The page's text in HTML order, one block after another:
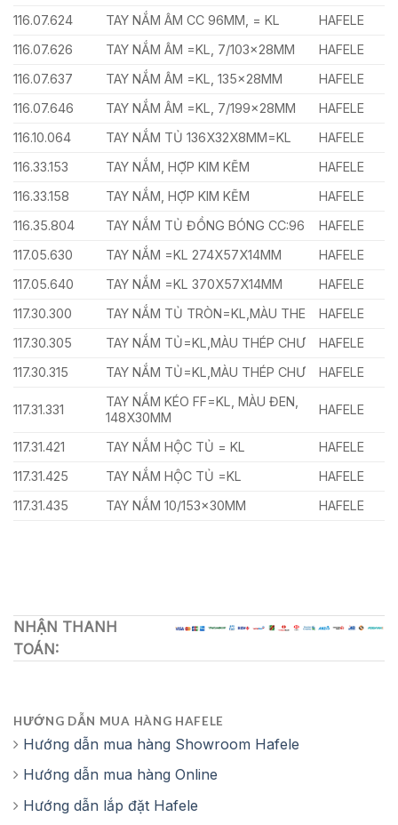
116.07.624
TAY NẮM ÂM CC 96MM, = KL
HAFELE
116.07.626
TAY NẮM ÂM =KL, 7/103x28MM
HAFELE
116.07.637
TAY NẮM ÂM =KL, 135x28MM
HAFELE
116.07.646
TAY NẮM ÂM =KL, 7/199x28MM
HAFELE
116.10.064
TAY NẮM TỦ 136X32X8MM=KL
HAFELE
116.33.153
TAY NẮM, HỢP KIM KẼM
HAFELE
116.33.158
TAY NẮM, HỢP KIM KẼM
HAFELE
116.35.804
TAY NẮM TỦ ĐỒNG BÓNG CC:96
HAFELE
117.05.630
TAY NẮM =KL 274X57X14MM
HAFELE
117.05.640
TAY NẮM =KL 370X57X14MM
HAFELE
117.30.300
TAY NẮM TỦ TRÒN=KL,MÀU THE
HAFELE
117.30.305
TAY NẮM TỦ=KL,MÀU THÉP CHƯ
HAFELE
117.30.315
TAY NẮM TỦ=KL,MÀU THÉP CHƯ HAFELE
117.31.331
TAY NẮM KÉO FF=KL, MÀU ĐEN,
148X30MM
HAFELE
117.31.421 TAY NẮM HỘC TỦ = KL
HAFELE
117.31.425
TAY NẮM HỘC TỦ =KL
HAFELE
117.31.435
TAY NẮM 10/153x30MM HAFELE
NHẬN THANH
TOÁN:
HƯỚNG DẪN MUA HÀNG HAFELE
Hướng dẫn mua hàng Showroom Hafele
Hướng dẫn mua hàng Online
Hướng dẫn lắp đặt Hafele